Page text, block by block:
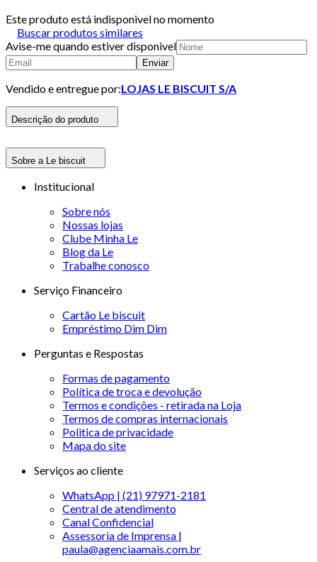
Este produto está indisponivel no momento
Buscar produtos similares
Avise-me quando estiver disponivel
Enviar
Vendido e entregue por:LOJAS LE BISCUIT S/A
Descrição do produto
Sobre a Le biscuit
Institucional
Sobre nós
Nossas lojas
Clube Minha Le
Blog da Le
Trabalhe conosco
Serviço Financeiro
Cartão Le biscuit
Empréstimo Dim Dim
Perguntas e Respostas
Formas de pagamento
Política de troca e devolução
Termos e condições - retirada na Loja
Termos de compras internacionais
Politica de privacidade
Mapa do site
Serviços ao cliente
WhatsApp | (21) 97971-2181
Central de atendimento
Canal Confidencial
Assessoria de Imprensa |
paula@agenciaamais.com.br